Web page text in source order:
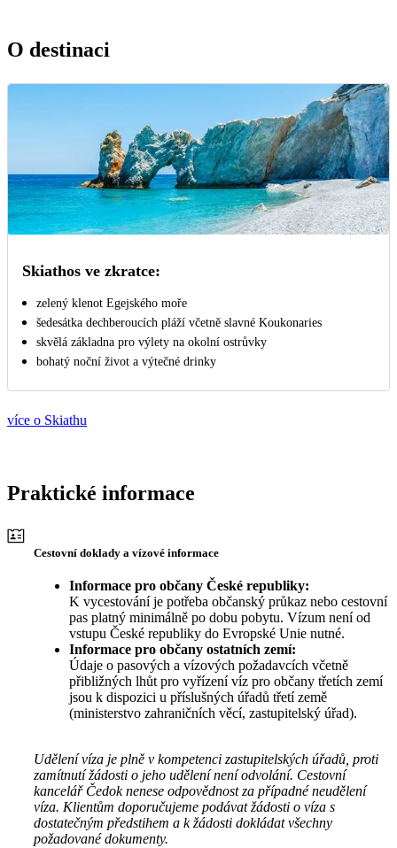
O destinaci
Skiathos ve zkratce:
zelený klenot Egejského moře
šedesátka dechberoucích pláží včetně slavné Koukonaries
skvělá základna pro výlety na okolní ostrůvky
bohatý noční život a výtečné drinky
více o Skiathu
Praktické informace
Cestovní doklady a vízové informace
Informace pro občany České republiky:
K vycestování je potřeba občanský průkaz nebo cestovní
pas platný minimálně po dobu pobytu. Vízum není od
vstupu České republiky do Evropské Unie nutné.
Informace pro občany ostatních zemí:
Údaje o pasových a vízových požadavcích včetně
přibližných lhůt pro vyřízení víz pro občany třetích zemí
jsou k dispozici u příslušných úřadů třetí země
(ministerstvo zahraničních věcí, zastupitelský úřad).
Udělení víza je plně v kompetenci zastupitelských úřadů, proti
zamítnutí žádosti o jeho udělení není odvolání. Cestovní
kancelář Čedok nenese odpovědnost za případné neudělení
víza. Klientům doporučujeme podávat žádosti o víza s
dostatečným předstihem a k žádosti dokládat všechny
požadované dokumenty.